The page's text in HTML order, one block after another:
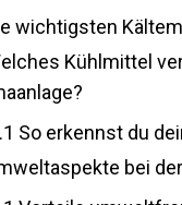
wichtigsten
Kühlmittel
So erkennst du
bei